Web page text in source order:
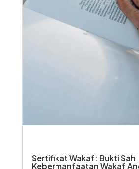
Sertifikat Wakaf: Bukti Sah
Kebermanfaatan Wakaf